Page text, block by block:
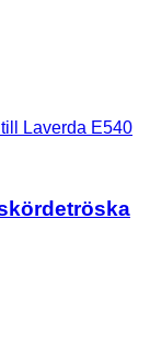
Laverda E540